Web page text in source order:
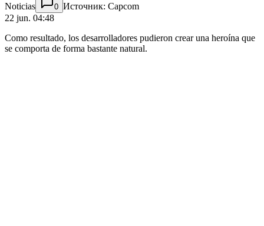
Noticias 0 Источник: Capcom
22 jun. 04:48
Como resultado, los desarrolladores pudieron crear una heroína que
se comporta de forma bastante natural.